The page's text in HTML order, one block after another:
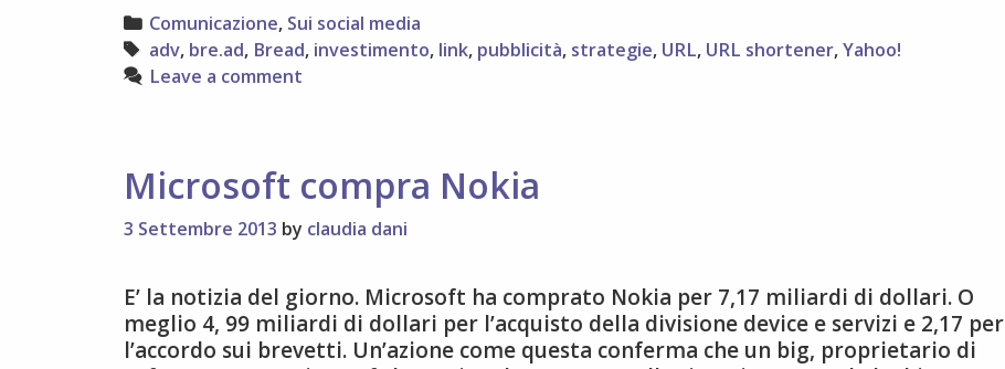
Categories
Comunicazione, Sui social media
Tags
adv, bre.ad, Bread, investimento, link, pubblicità, strategie, URL, URL shortener,Yahoo!
Leave a comment
Microsoft compra Nokia
3 Settembre 2013 by claudia dani
E’ la notizia del giorno. Microsoft ha comprato Nokia per 7,17 miliardi di dollari. O
meglio 4, 99 miliardi di dollari per l’acquisto della divisione device e servizi e 2,17 per
l’accordo sui brevetti. Un’azione come questa conferma che un big, proprietario di